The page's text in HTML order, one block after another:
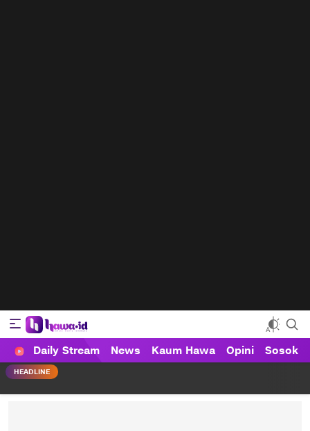
HAWA
Haluan Wanita Indonesia
Daily Stream News Kaum Hawa Opini Sosok
HEADLINE